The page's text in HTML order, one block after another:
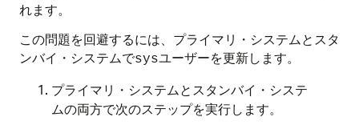
れます。
この問題を回避するには、プライマリ・システムとスタ
ンバイ・システムでsysユーザーを更新します。
プライマリ・システムとスタンバイ・システ
ムの両方で次のステップを実行します。